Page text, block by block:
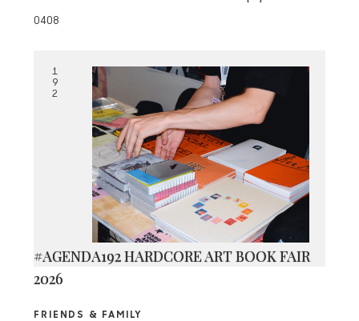
0408
1
9
2
#AGENDA192 HARDCORE ART BOOK FAIR
2026
FRIENDS & FAMILY